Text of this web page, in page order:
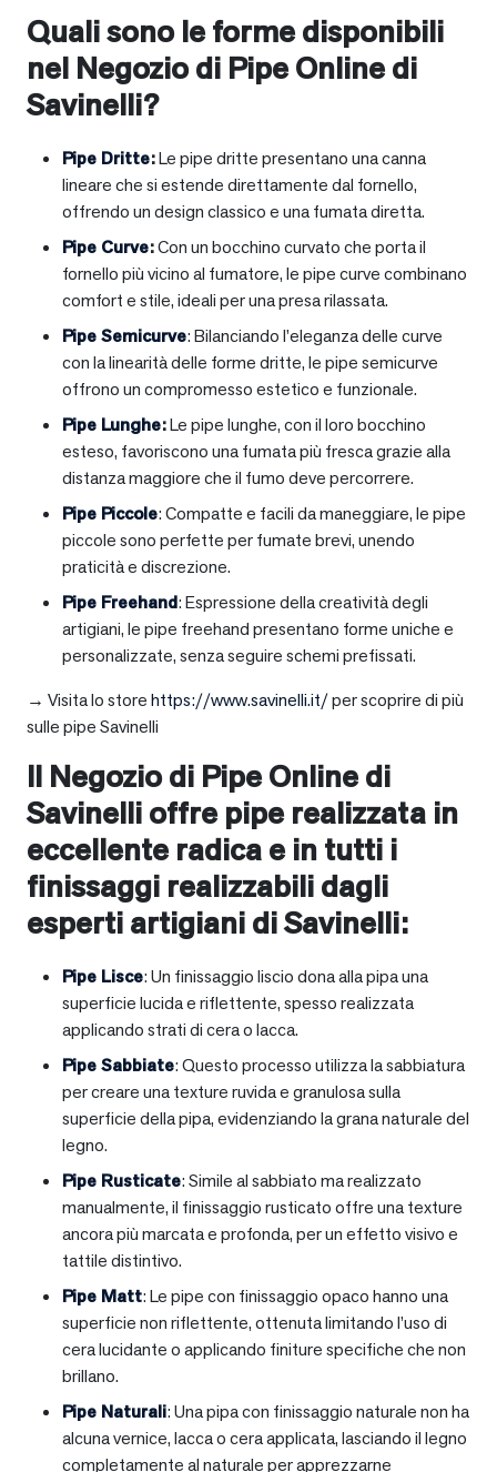
Quali sono le forme disponibili
nel Negozio di Pipe Online di
Savinelli?
Pipe Dritte:Le pipe dritte presentano una canna
lineare che si estende direttamente dal fornello,
offrendo un design classico e una fumata diretta.
Pipe Curve:Con un bocchino curvato che porta il
fornello più vicino al fumatore, le pipe curve combinano
comfort e stile, ideali per una presa rilassata.
Pipe Semicurve: Bilanciando l’eleganza delle curve
con la linearità delle forme dritte, le pipe semicurve
offrono un compromesso estetico e funzionale.
Pipe Lunghe:Le pipe lunghe, con il loro bocchino
esteso, favoriscono una fumata più fresca grazie alla
distanza maggiore che il fumo deve percorrere.
Pipe Piccole: Compatte e facili da maneggiare, le pipe
piccole sono perfette per fumate brevi, unendo
praticità e discrezione.
Pipe Freehand: Espressione della creatività degli
artigiani, le pipe freehand presentano forme uniche e
personalizzate, senza seguire schemi prefissati.
→ Visita lo storehttps://www.savinelli.it/per scoprire di più
sulle pipe Savinelli
Il Negozio di Pipe Online di
Savinelli offre pipe realizzata in
eccellente radica e in tutti i
finissaggi realizzabili dagli
esperti artigiani di Savinelli:
Pipe Lisce: Un finissaggio liscio dona alla pipa una
superficie lucida e riflettente, spesso realizzata
applicando strati di cera o lacca.
Pipe Sabbiate: Questo processo utilizza la sabbiatura
per creare una texture ruvida e granulosa sulla
superficie della pipa, evidenziando la grana naturale del
legno.
Pipe Rusticate: Simile al sabbiato ma realizzato
manualmente, il finissaggio rusticato offre una texture
ancora più marcata e profonda, per un effetto visivo e
tattile distintivo.
Pipe Matt: Le pipe con finissaggio opaco hanno una
superficie non riflettente, ottenuta limitando l’uso di
cera lucidante o applicando finiture specifiche che non
brillano.
Pipe Naturali: Una pipa con finissaggio naturale non ha
alcuna vernice, lacca o cera applicata, lasciando il legno
completamente al naturale per apprezzarne